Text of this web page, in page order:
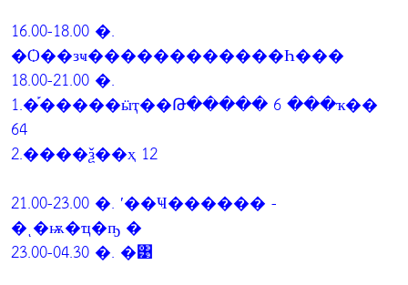
16.00-18.00 �.
�Ѻ��зҹ������������Һ���
18.00-21.00 �.
1.�֡�����ӹҭ��Թ����� 6 ���ҡ��
64
2.����ѯ��ҳ 12
21.00-23.00 �. ʹ��Ҹ������ -
�ͺ�ѭ�ҵ�ҧ �
23.00-04.30 �. �͹